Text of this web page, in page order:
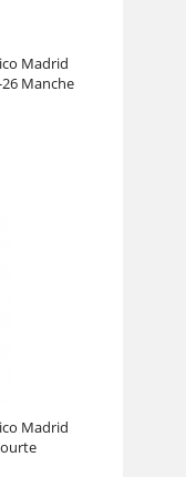
Madrid
Manche
Madrid